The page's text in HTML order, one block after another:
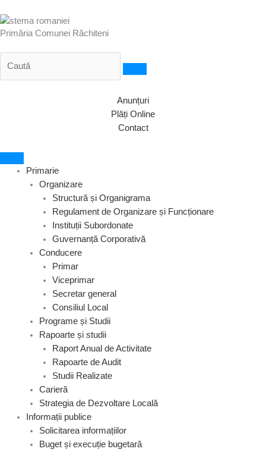
la
conținut
Primăria Comunei Răchiteni
Anunțuri
Plăți Online
Contact
Primarie
Organizare
Structură și Organigrama
Regulament de Organizare și Funcționare
Instituții Subordonate
Guvernanță Corporativă
Conducere
Primar
Viceprimar
Secretar general
Consiliul Local
Programe și Studii
Rapoarte și studii
Raport Anual de Activitate
Rapoarte de Audit
Studii Realizate
Carieră
Strategia de Dezvoltare Locală
Informații publice
Solicitarea informațiilor
Buget și execuție bugetară
e